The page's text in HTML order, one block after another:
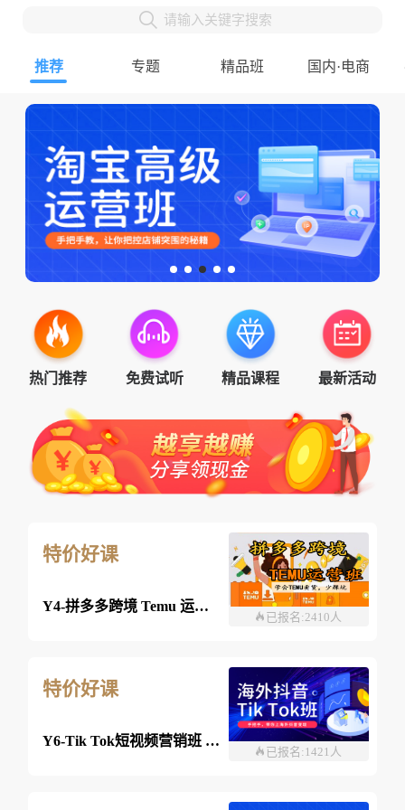
请输入关键字搜索
推荐 专题 精品班 国内·电商
热门推荐 免费试听 精品课程 最新活动
特价好课
Y4-拼多多跨境 Temu 运营班-26年08月08日（双师）
已报名:2410人
特价好课
Y6-Tik Tok短视频营销班 2026年8月03日 （线上）
已报名:1421人